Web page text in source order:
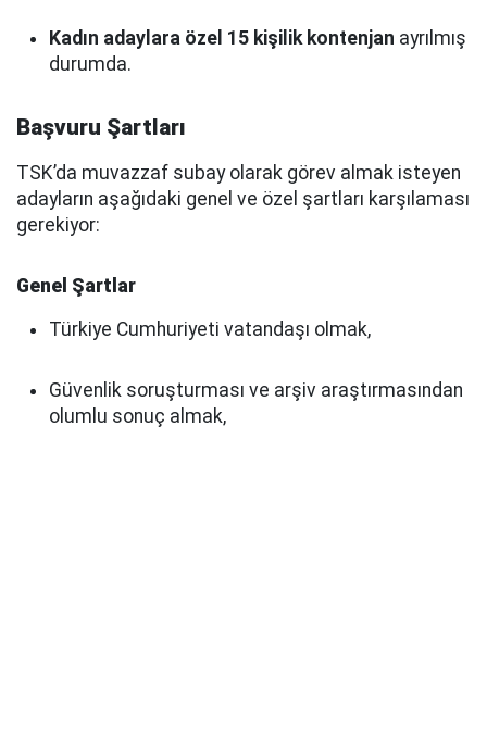
Kadın adaylara özel 15 kişilik kontenjan ayrılmış
durumda.
Başvuru Şartları
TSK’da muvazzaf subay olarak görev almak isteyen
adayların aşağıdaki genel ve özel şartları karşılaması
gerekiyor:
Genel Şartlar
Türkiye Cumhuriyeti vatandaşı olmak,
Güvenlik soruşturması ve arşiv araştırmasından
olumlu sonuç almak,